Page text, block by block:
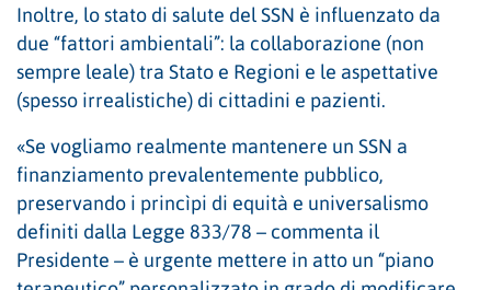
Inoltre, lo stato di salute del SSN è influenzato da
due “fattori ambientali”: la collaborazione (non
sempre leale) tra Stato e Regioni e le aspettative
(spesso irrealistiche) di cittadini e pazienti.
«Se vogliamo realmente mantenere un SSN a
finanziamento prevalentemente pubblico,
preservando i princìpi di equità e universalismo
definiti dalla Legge 833/78 – commenta il
Presidente – è urgente mettere in atto un “piano